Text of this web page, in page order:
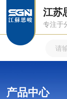
江苏
专注于
产品中心